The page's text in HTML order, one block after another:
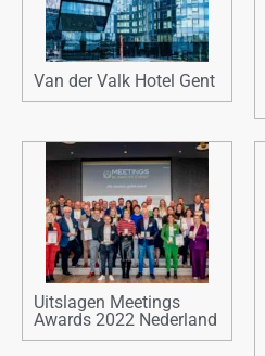
Van der Valk Hotel Gent
Uitslagen Meetings
Awards 2022 Nederland